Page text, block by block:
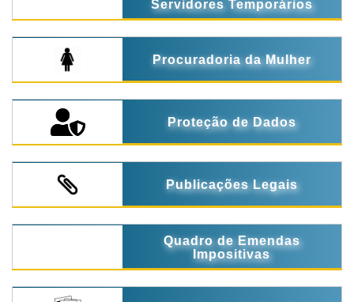
Servidores Temporários
Procuradoria da Mulher
Proteção de Dados
Publicações Legais
Quadro de Emendas
Impositivas